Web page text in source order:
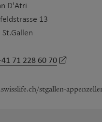
D'Atri
13
St.Gallen
71 228 60 70
stgallen-